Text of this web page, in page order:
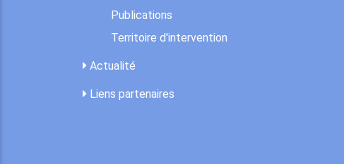
Publications
Territoire d'intervention
Actualité
Liens partenaires